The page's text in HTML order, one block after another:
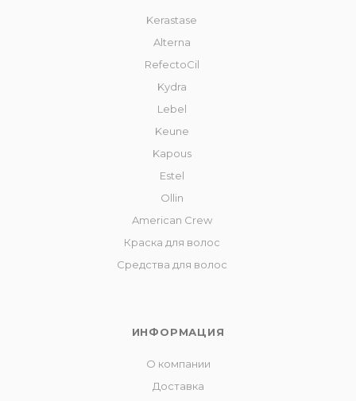
Kerastase
Alterna
RefectoCil
Kydra
Lebel
Keune
Kapous
Estel
Ollin
American Crew
Краска для волос
Средства для волос
ИНФОРМАЦИЯ
О компании
Доставка